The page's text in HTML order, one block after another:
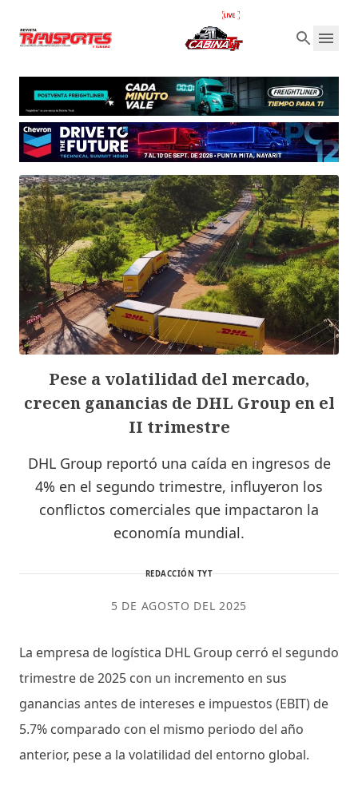
Pese a volatilidad del mercado,
crecen ganancias de DHL Group en el
II trimestre
DHL Group reportó una caída en ingresos de
4% en el segundo trimestre, influyeron los
conflictos comerciales que impactaron la
economía mundial.
REDACCIÓN TYT
5 DE AGOSTO DEL 2025
La empresa de logística DHL Group cerró el segundo
trimestre de 2025 con un incremento en sus
ganancias antes de intereses e impuestos (EBIT) de
5.7% comparado con el mismo periodo del año
anterior, pese a la volatilidad del entorno global.